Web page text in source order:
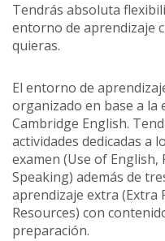
Tendrás absoluta
entorno de aprendizaje
quieras.
El entorno de
organizado en base a la
Cambridge English.
actividades dedicadas a
examen (Use of
Speaking) además de
aprendizaje extra (Extra
Resources) con
preparación.